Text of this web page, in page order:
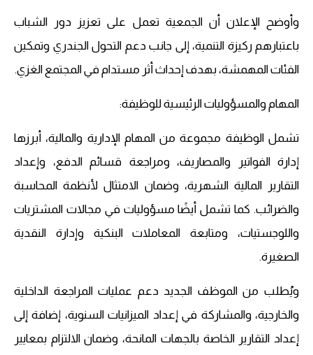
وأوضح الإعلان أن الجمعية تعمل على تعزيز دور الشباب
باعتبارهم ركيزة التنمية، إلى جانب دعم التحول الجندري وتمكين
الفئات المهمشة، بهدف إحداث أثر مستدام في المجتمع الغزي.
المهام والمسؤوليات الرئيسية للوظيفة:
تشمل الوظيفة مجموعة من المهام الإدارية والمالية، أبرزها
إدارة الفواتير والمصاريف، ومراجعة قسائم الدفع، وإعداد
التقارير المالية الشهرية، وضمان الامتثال لأنظمة المحاسبة
والضرائب. كما تشمل أيضًا مسؤوليات في مجالات المشتريات
واللوجستيات، ومتابعة المعاملات البنكية وإدارة النقدية
الصغيرة.
ويُطلب من الموظف الجديد دعم عمليات المراجعة الداخلية
والخارجية، والمشاركة في إعداد الميزانيات السنوية، إضافة إلى
إعداد التقارير الخاصة بالجهات المانحة، وضمان الالتزام بمعايير